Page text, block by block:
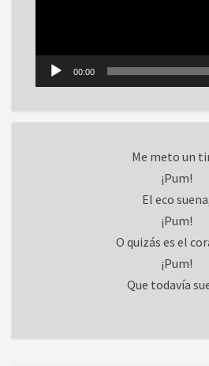
00:00
Me meto un
¡Pum!
El eco
¡Pum!
O quizás es el
¡Pum!
Que todavía